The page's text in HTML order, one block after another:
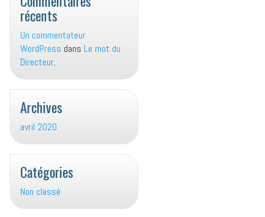
récents
Un commentateur
WordPress dans Le mot du
Directeur,
Archives
avril 2020
Catégories
Non classé